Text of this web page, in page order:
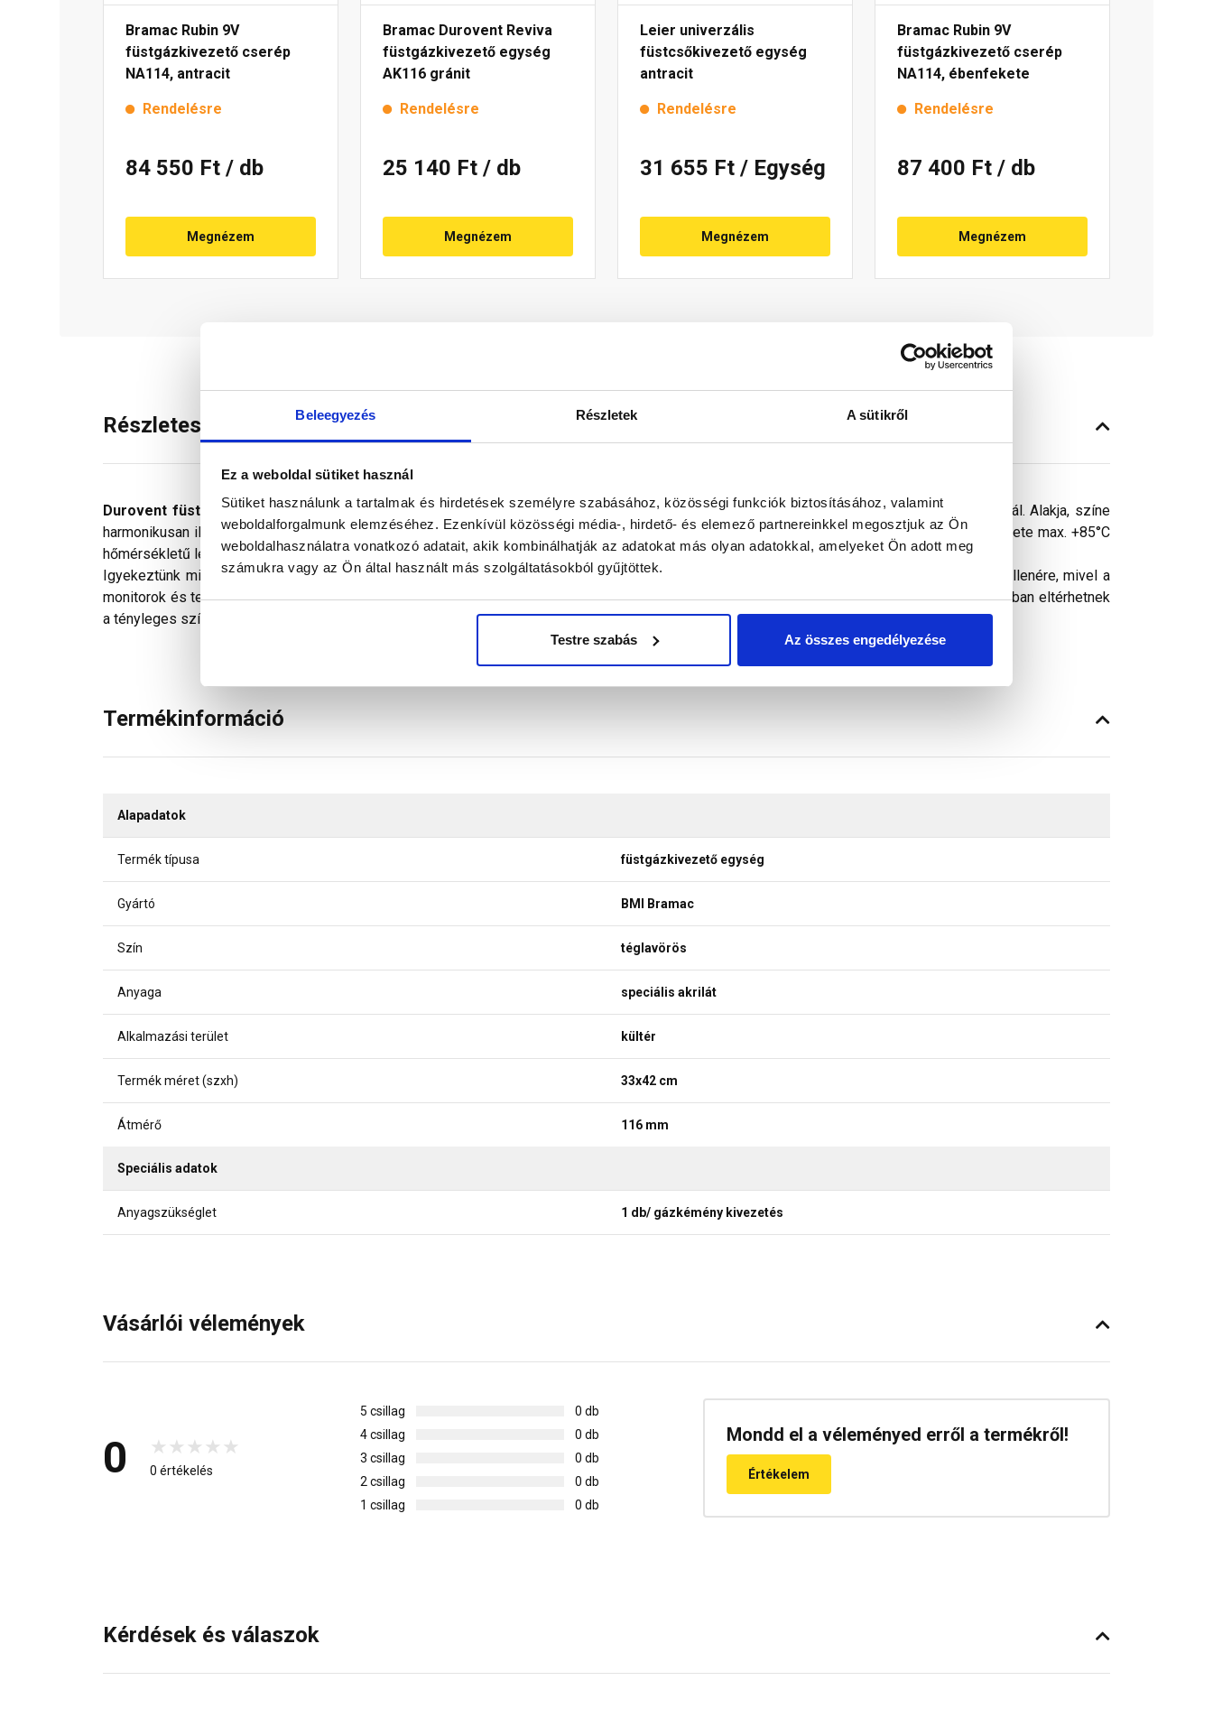
Beleegyezés Részletek A sütikről
Ez a weboldal sütiket használ
Sütiket használunk a tartalmak és hirdetések személyre szabásához, közösségi funkciók biztosításához, valamint
weboldalforgalmunk elemzéséhez. Ezenkívül közösségi média-, hirdető- és elemező partnereinkkel megosztjuk az Ön
weboldalhasználatra vonatkozó adatait, akik kombinálhatják az adatokat más olyan adatokkal, amelyeket Ön adott meg
számukra vagy az Ön által használt más szolgáltatásokból gyűjtöttek.
Testre szabás Az összes engedélyezése
Bramac Rubin 9V
füstgázkivezető cserép
NA114, antracit
Rendelésre
84 550 Ft / db
Megnézem
Bramac Durovent Reviva
füstgázkivezető egység
AK116 gránit
Rendelésre
25 140 Ft / db
Megnézem
Leier univerzális
füstcsőkivezető egység
antracit
Rendelésre
31 655 Ft / Egység
Megnézem
Bramac Rubin 9V
füstgázkivezető cserép
NA114, ébenfekete
Rendelésre
87 400 Ft / db
Megnézem
Részletes leírás
Durovent füstgázkivezető egységRómai cserepekhez. Gázfűtésű kazánok kettős falú kéménycsövének biztonságos átvezetésére szolgál. Alakja, színe
harmonikusan illeszkedik a fedésképébe. Egyformán felhasználható a különböző gázkazán gyártók gázkéményeihez. A kéménycső külső felülete max. +85°C
hőmérsékletű lehet! Elemei: műanyag alapcserép és füstgázkivezető feltét.
Igyekeztünk minden technikailag lehetséges módon biztosítani a termékeink színének a lehető leginkább valósághű megjelenítését. Ennek ellenére, mivel a
monitorok és telefonok kijelzőin megjelenő színek a legtöbb esetben nem tükrözik 100%-ban a valóságot, a képeken látható színek árnyalataikban eltérhetnek
a tényleges színektől.
Termékinformáció
Alapadatok
Termék típusa füstgázkivezető egység
Gyártó BMI Bramac
Szín téglavörös
Anyaga speciális akrilát
Alkalmazási terület kültér
Termék méret (szxh) 33x42 cm
Átmérő 116 mm
Speciális adatok
Anyagszükséglet 1 db/ gázkémény kivezetés
Vásárlói vélemények
0 0 értékelés
5 csillag
0 db
4 csillag
0 db
3 csillag
0 db
2 csillag
0 db
1 csillag
0 db
Mondd el a véleményed erről a termékről!
Értékelem
Kérdések és válaszok